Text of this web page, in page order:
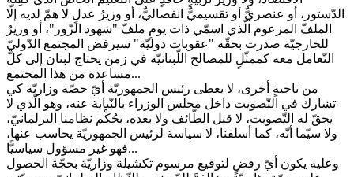
الدّستور، أو عنصريٌّ أو تقسيميٌّ انفصاليٌّ، أو وزيرُ عدلٍ لا همّ لديه إلّا
الملفّ المزعوم الّذي اسمّي ذات يومٍ ملفّ "شهود الزّور"، أو وزيرٌ
للخارجيّة صدرت بحقّه "عقوبات دوليّة" سيرفض المجتمع الدّوليّ
التّعامل معه كممثّلٍ للمصالح اللّبنانيّة في زمن يحتاج لبنان إلى كلّ
مساعدة من هذا المجتمع...
من ناحيةٍ أخرى، لا يعطى رئيس الجمهوريّة أيّ حصّة وزاريّة كي
تشارك في التّصويت داخل مجلس الوزراء بالنّيابة عنه، وهو الّذي لا
يحقّ له التّصويت، لا قبل الطّائف ولا بعده، بحُكْم نظامنا البرلمانيّ،
ولا سيّما أنّه، كما أسلفنا، لا سياسة لرئيس الجمهوريّة يحاسب عنها،
فهو غير مسؤول سياسيًّا...
وعليه يكون أيّ رفضٍ لتوقيع مرسوم تكشيلة وزاريّة بحجّة الحصول